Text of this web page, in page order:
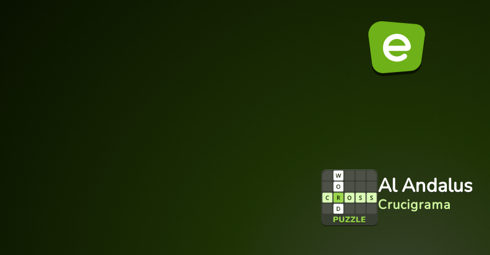
Al Andalus
Crucigrama